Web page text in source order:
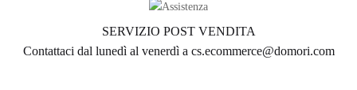
SERVIZIO POST VENDITA
Contattaci dal lunedì al venerdì a cs.ecommerce@domori.com